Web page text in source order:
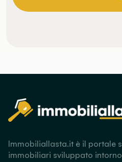
Immobiliallasta.it è il portale
immobiliari sviluppato